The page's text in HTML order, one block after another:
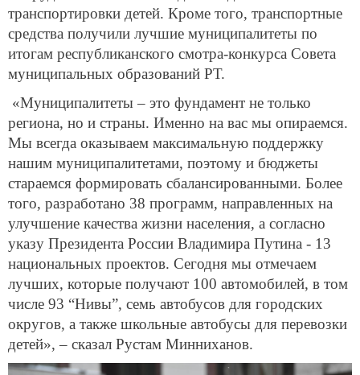
транспортировки детей. Кроме того, транспортные
средства получили лучшие муниципалитеты по
итогам республиканского смотра-конкурса Совета
муниципальных образований РТ.
«Муниципалитеты – это фундамент не только
региона, но и страны. Именно на вас мы опираемся.
Мы всегда оказываем максимальную поддержку
нашим муниципалитетами, поэтому и бюджеты
стараемся формировать сбалансированными. Более
того, разработано 38 программ, направленных на
улучшение качества жизни населения, а согласно
указу Президента России Владимира Путина - 13
национальных проектов. Сегодня мы отмечаем
лучших, которые получают 100 автомобилей, в том
числе 93 “Нивы”, семь автобусов для городских
округов, а также школьные автобусы для перевозки
детей», – сказал Рустам Минниханов.